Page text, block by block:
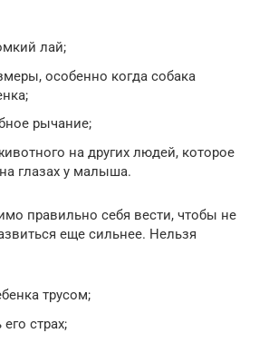
лай;
особенно когда собака
рычание;
на других людей, которое
глазах у малыша.
правильно себя вести, чтобы не
еще сильнее. Нельзя
трусом;
страх;